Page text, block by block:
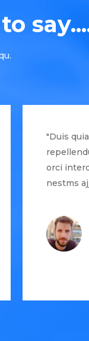
"Duis
orci
nestms